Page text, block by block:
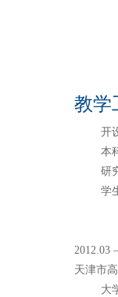
教学
2012.03
天津市
大